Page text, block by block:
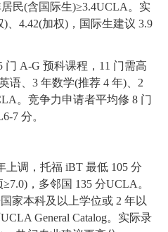
民(含国际生)≥3.4UCLA。实
、4.42(加权)，国际生建议 3.9
A-G 预科课程，11 门需高
语、3 年数学(推荐 4 年)、2
。竞争力申请者平均修 8 门
7 分。
调，托福 iBT 最低 105 分
，多邻国 135 分UCLA。
家本科及以上学位或 2 年以
General Catalog。实际录